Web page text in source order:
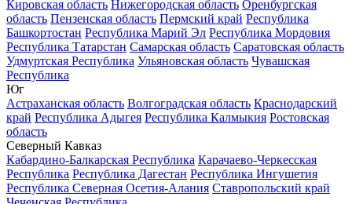
Кировская область Нижегородская область Оренбургская
область Пензенская область Пермский край Республика
Башкортостан Республика Марий Эл Республика Мордовия
Республика Татарстан Самарская область Саратовская область
Удмуртская Республика Ульяновская область Чувашская
Республика
Юг
Астраханская область Волгоградская область Краснодарский
край Республика Адыгея Республика Калмыкия Ростовская
область
Северный Кавказ
Кабардино-Балкарская Республика Карачаево-Черкесская
Республика Республика Дагестан Республика Ингушетия
Республика Северная Осетия-Алания Ставропольский край